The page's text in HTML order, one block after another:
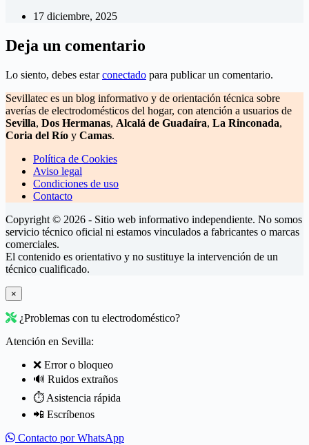
17 diciembre, 2025
Deja un comentario
Lo siento, debes estarconectado para publicar un comentario.
Sevillatec es un blog informativo y de orientación técnica sobre
averías de electrodomésticos del hogar, con atención a usuarios de
Sevilla, Dos Hermanas, Alcalá de Guadaíra, La Rinconada,
Coria del Río y Camas.
Política de Cookies
Aviso legal
Condiciones de uso
Contacto
Copyright © 2026 - Sitio web informativo independiente. No somos
servicio técnico oficial ni estamos vinculados a fabricantes o marcas
comerciales.
El contenido es orientativo y no sustituye la intervención de un
técnico cualificado.
×
¿Problemas con tu electrodoméstico?
Atención en Sevilla:
❌ Error o bloqueo
🔊 Ruidos extraños
⏱️ Asistencia rápida
📲 Escríbenos
Contacto por WhatsApp